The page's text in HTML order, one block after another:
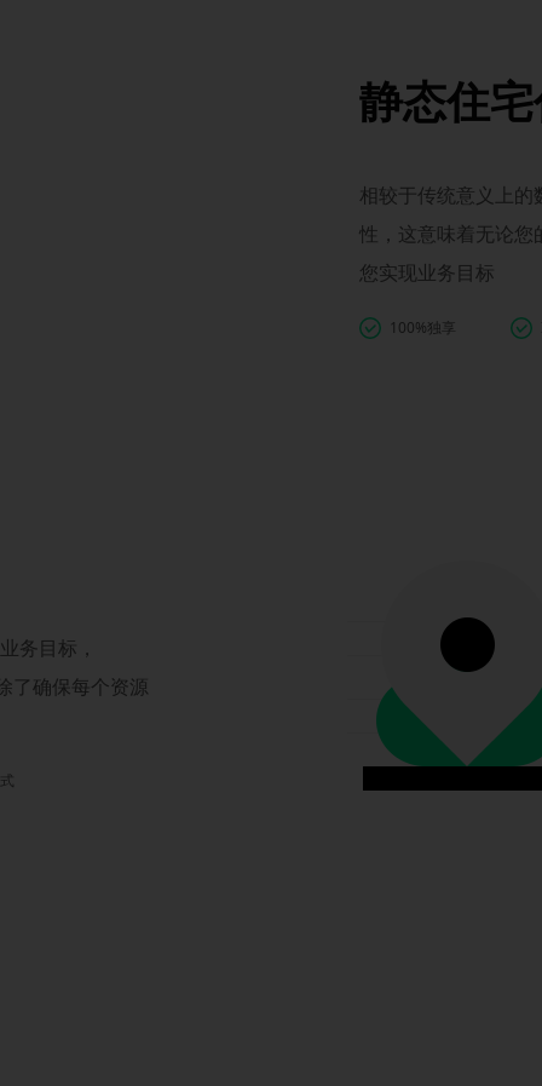
静态住
相较于传统意义上
性，这意味着无论您
您实现业务目标
100%独享
务目标，
了确保每个资源